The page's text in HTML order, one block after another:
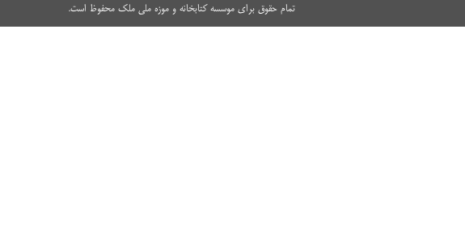
تمام حقوق برای موسسه کتابخانه و موزه ملی ملک محفوظ است.